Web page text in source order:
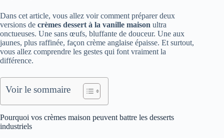
Dans cet article, vous allez voir comment préparer deux
versions de crèmes dessert à la vanille maison ultra
onctueuses. Une sans œufs, bluffante de douceur. Une aux
jaunes, plus raffinée, façon crème anglaise épaisse. Et surtout,
vous allez comprendre les gestes qui font vraiment la
différence.
Voir le sommaire
Pourquoi vos crèmes maison peuvent battre les desserts
industriels